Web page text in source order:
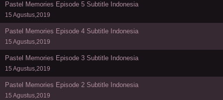
Pastel Memories Episode 5 Subtitle Indonesia
15 Agustus,2019
Pastel Memories Episode 4 Subtitle Indonesia
15 Agustus,2019
Pastel Memories Episode 3 Subtitle Indonesia
15 Agustus,2019
Pastel Memories Episode 2 Subtitle Indonesia
15 Agustus,2019